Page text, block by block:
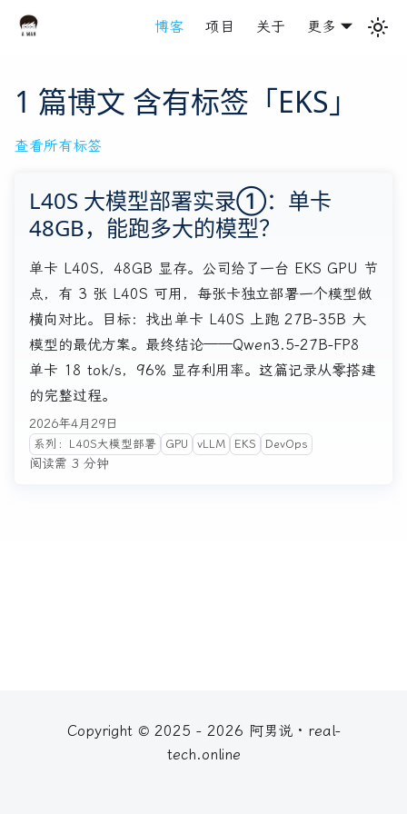
博客 项目 关于 更多
1 篇博文 含有标签「EKS」
查看所有标签
L40S 大模型部署实录①：单卡
48GB，能跑多大的模型？
单卡 L40S，48GB 显存。公司给了一台 EKS GPU 节
点，有 3 张 L40S 可用，每张卡独立部署一个模型做
横向对比。目标：找出单卡 L40S 上跑 27B-35B 大
模型的最优方案。最终结论——Qwen3.5-27B-FP8
单卡 18 tok/s，96% 显存利用率。这篇记录从零搭建
的完整过程。
2026年4月29日
系列：L40S大模型部署 GPU vLLM EKS DevOps
阅读需 3 分钟
Copyright © 2025 - 2026 阿男说 · real-
tech.online